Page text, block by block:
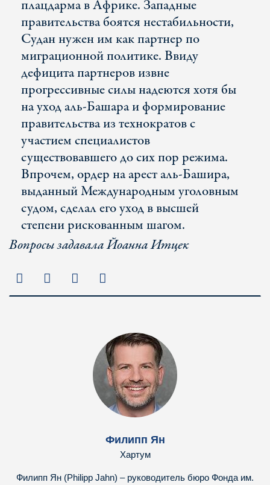
плацдарма в Африке. Западные
правительства боятся нестабильности,
Судан нужен им как партнер по
миграционной политике. Ввиду
дефицита партнеров извне
прогрессивные силы надеются хотя бы
на уход аль-Башара и формирование
правительства из технократов с
участием специалистов
существовавшего до сих пор режима.
Впрочем, ордер на арест аль-Башира,
выданный Международным уголовным
судом, сделал его уход в высшей
степени рискованным шагом.
Вопросы задавала Йоанна Итцек
Филипп Ян
Хартум
Филипп Ян (Philipp Jahn) – руководитель бюро Фонда им.